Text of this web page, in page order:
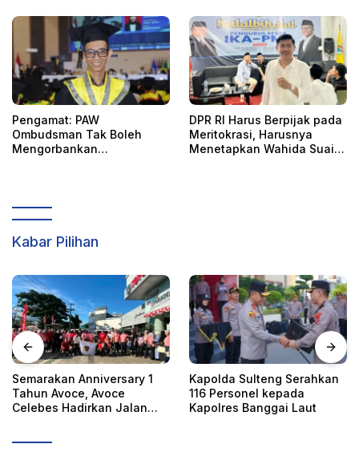
Pengamat: PAW
Ombudsman Tak Boleh
Mengorbankan
DPR RI Harus Berpijak pada
Meritokrasi, Harusnya
Menetapkan Wahida Suaib
Kabar Pilihan
Semarakan Anniversary 1
Tahun Avoce, Avoce
Celebes Hadirkan Jalan
Kapolda Sulteng Serahkan
116 Personel kepada
Kapolres Banggai Laut